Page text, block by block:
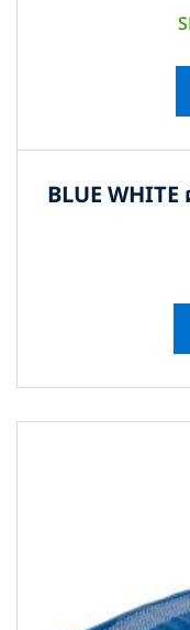
BLUE WHITE